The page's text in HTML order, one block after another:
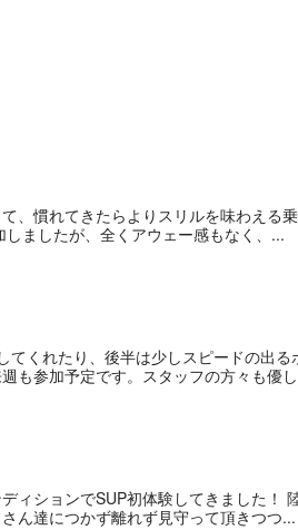
、慣れてきたらよりスリルを味わえる
ましたが、全くアウェー感もなく、...
くれたり、後半は少しスピードの出る
も参加予定です。スタッフの方々も優
ィションでSUP初体験してきました！
ん達につかず離れず見守って頂きつつ...